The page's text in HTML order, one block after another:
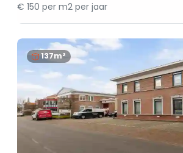
€ 150 per m2 per jaar
137m²